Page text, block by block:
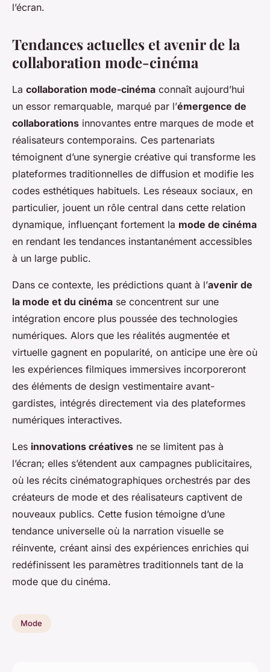
l’écran.
Tendances actuelles et avenir de la
collaboration mode-cinéma
La collaboration mode-cinéma connaît aujourd’hui
un essor remarquable, marqué par l’émergence de
collaborations innovantes entre marques de mode et
réalisateurs contemporains. Ces partenariats
témoignent d’une synergie créative qui transforme les
plateformes traditionnelles de diffusion et modifie les
codes esthétiques habituels. Les réseaux sociaux, en
particulier, jouent un rôle central dans cette relation
dynamique, influençant fortement la mode de cinéma
en rendant les tendances instantanément accessibles
à un large public.
Dans ce contexte, les prédictions quant à l’avenir de
la mode et du cinéma se concentrent sur une
intégration encore plus poussée des technologies
numériques. Alors que les réalités augmentée et
virtuelle gagnent en popularité, on anticipe une ère où
les expériences filmiques immersives incorporeront
des éléments de design vestimentaire avant-
gardistes, intégrés directement via des plateformes
numériques interactives.
Les innovations créatives ne se limitent pas à
l’écran; elles s’étendent aux campagnes publicitaires,
où les récits cinématographiques orchestrés par des
créateurs de mode et des réalisateurs captivent de
nouveaux publics. Cette fusion témoigne d’une
tendance universelle où la narration visuelle se
réinvente, créant ainsi des expériences enrichies qui
redéfinissent les paramètres traditionnels tant de la
mode que du cinéma.
Mode